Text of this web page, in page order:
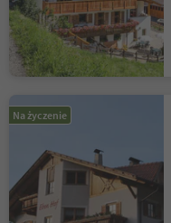
Na życzenie